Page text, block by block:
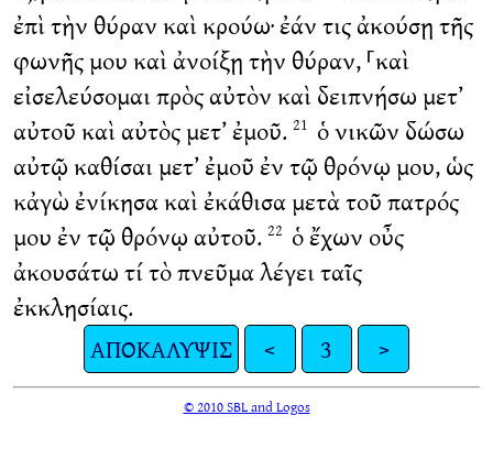
ἐπὶ τὴν θύραν καὶ κρούω· ἐάν τις ἀκούσῃ τῆς
φωνῆς μου καὶ ἀνοίξῃ τὴν θύραν, ⸀καὶ
εἰσελεύσομαι πρὸς αὐτὸν καὶ δειπνήσω μετ’
αὐτοῦ καὶ αὐτὸς μετ’ ἐμοῦ. 21 ὁ νικῶν δώσω
αὐτῷ καθίσαι μετ’ ἐμοῦ ἐν τῷ θρόνῳ μου, ὡς
κἀγὼ ἐνίκησα καὶ ἐκάθισα μετὰ τοῦ πατρός
μου ἐν τῷ θρόνῳ αὐτοῦ. 22 ὁ ἔχων οὖς
ἀκουσάτω τί τὸ πνεῦμα λέγει ταῖς
ἐκκλησίαις.
ΑΠΟΚΑΛΥΨΙΣ
< 3 >
© 2010 SBL and Logos